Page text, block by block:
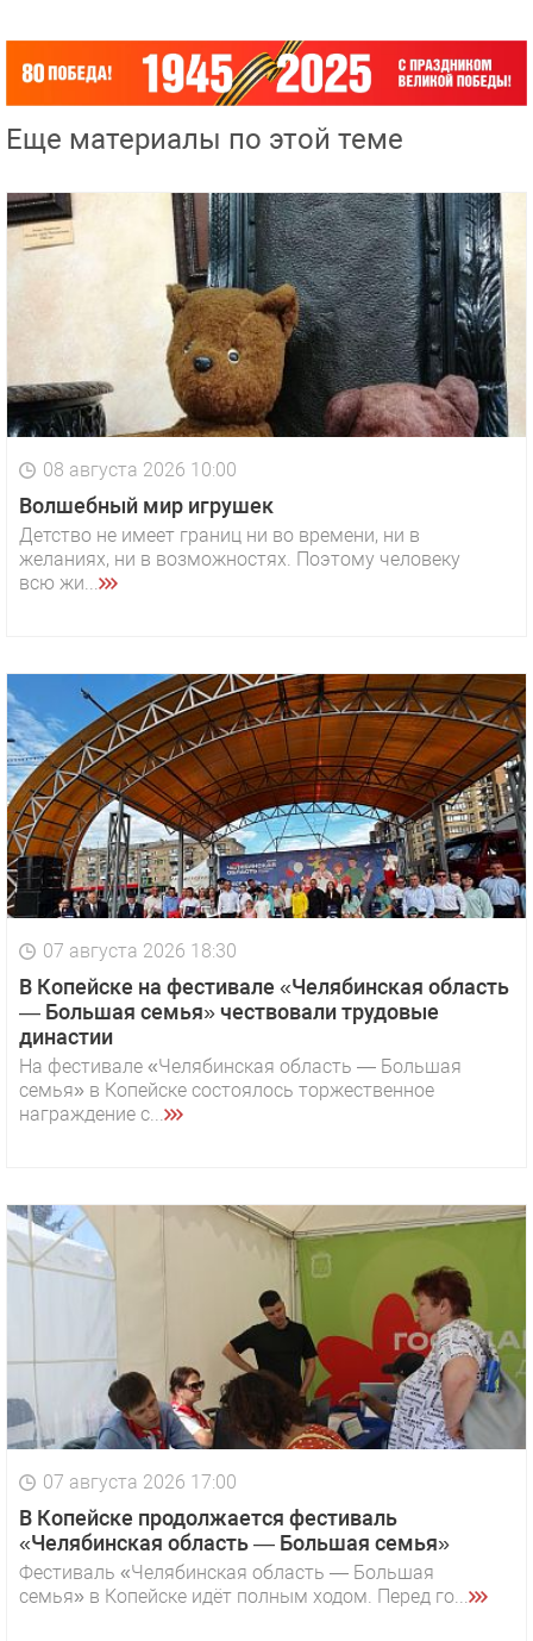
Еще материалы по этой теме
08 августа 2026 10:00
Волшебный мир игрушек
Детство не имеет границ ни во времени, ни в
желаниях, ни в возможностях. Поэтому человеку
всю жи...
07 августа 2026 18:30
В Копейске на фестивале «Челябинская область
— Большая семья» чествовали трудовые
династии
На фестивале «Челябинская область — Большая
семья» в Копейске состоялось торжественное
награждение с...
07 августа 2026 17:00
В Копейске продолжается фестиваль
«Челябинская область — Большая семья»
Фестиваль «Челябинская область — Большая
семья» в Копейске идёт полным ходом. Перед го...